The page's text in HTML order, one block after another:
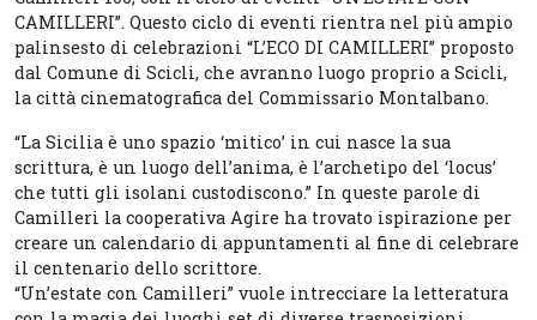
CAMILLERI”. Questo ciclo di eventi rientra nel più ampio
palinsesto di celebrazioni “L’ECO DI CAMILLERI” proposto
dal Comune di Scicli, che avranno luogo proprio a Scicli,
la città cinematografica del Commissario Montalbano.
“La Sicilia è uno spazio ‘mitico’ in cui nasce la sua
scrittura, è un luogo dell’anima, è l’archetipo del ‘locus’
che tutti gli isolani custodiscono.” In queste parole di
Camilleri la cooperativa Agire ha trovato ispirazione per
creare un calendario di appuntamenti al fine di celebrare
il centenario dello scrittore.
“Un’estate con Camilleri” vuole intrecciare la letteratura